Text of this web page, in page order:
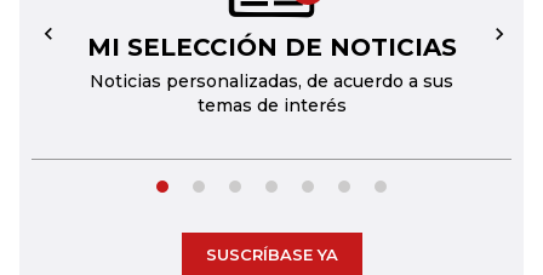
MI SELECCIÓN DE NOTICIAS
Noticias personalizadas, de acuerdo a sus
temas de interés
← →
SUSCRÍBASE YA